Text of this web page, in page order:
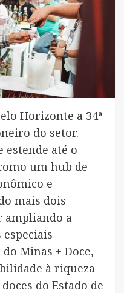
Horizonte a 34ª
do setor.
estende até o
um hub de
e
mais dois
ampliando a
Minas + Doce,
à riqueza
do Estado de